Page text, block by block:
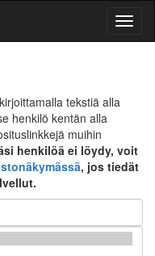
tekstiä alla
henkilö kentän alla
muihin
henkilöä ei löydy, voit
, jos tiedät